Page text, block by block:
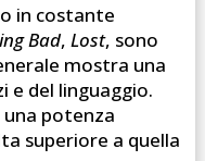
in costante
Bad, Lost, sono
mostra una
e del linguaggio.
potenza
superiore a quella